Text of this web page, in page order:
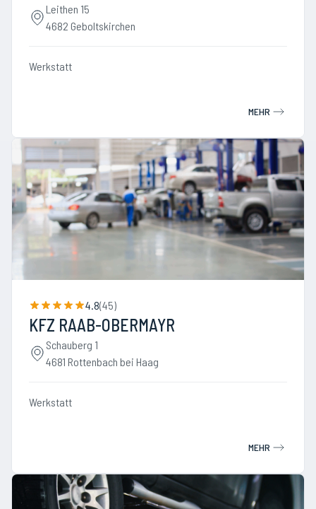
Leithen 15
4682 Geboltskirchen
Werkstatt
MEHR
4.8(45)
KFZ RAAB-OBERMAYR
Schauberg 1
4681 Rottenbach bei Haag
Werkstatt
MEHR